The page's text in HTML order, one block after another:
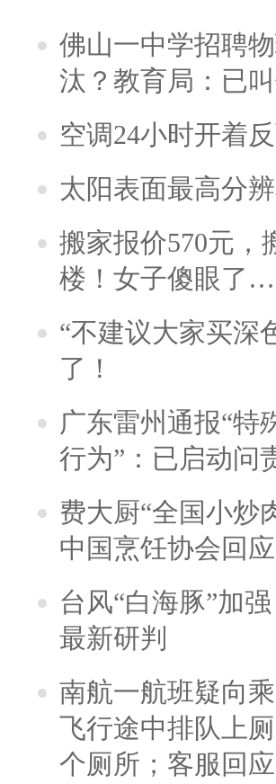
佛山一中学招聘
汰？教育局：已
空调24小时开着
太阳表面最高分
搬家报价570元，
楼！女子傻眼了
“不建议大家买深
了！
广东雷州通报“特
行为”：已启动问
费大厨“全国小炒
中国烹饪协会回应
台风“白海豚”加
最新研判
南航一航班疑向
飞行途中排队上
个厕所；客服回